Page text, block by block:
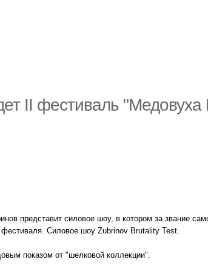
II фестиваль "Медовуха
представит силовое шоу, в котором за звание
Силовое шоу Zubrinov Brutality Test.
показом от "шелковой коллекции".